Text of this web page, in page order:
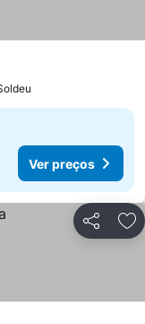
Ver preços
Partilhar